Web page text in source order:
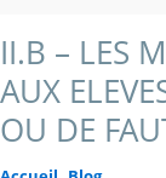
II.B – LES
AUX
OU DE